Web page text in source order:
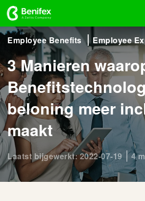
Employee Benefits Employee
3 Manieren
beloning meer
maakt
Laatst bijgewerkt: 2022-07-19 4